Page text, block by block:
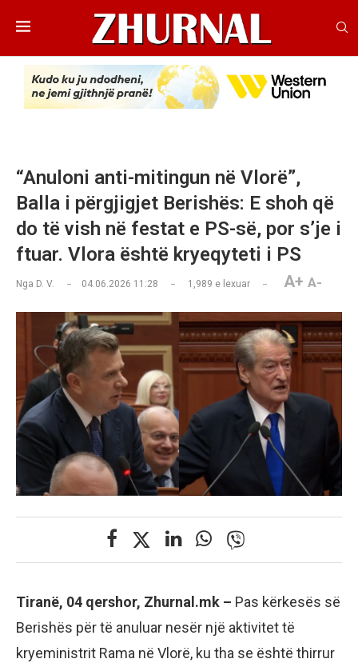
“Anuloni anti-mitingun në Vlorë”,
Balla i përgjigjet Berishës: E shoh që
do të vish në festat e PS-së, por s’je i
ftuar. Vlora është kryeqyteti i PS
Nga D. V. 04.06.2026 11:28 1,989 e lexuar A+ A-
Tiranë, 04 qershor, Zhurnal.mk – Pas kërkesës së
Berishës për të anuluar nesër një aktivitet të
kryeministrit Rama në Vlorë, ku tha se është thirrur